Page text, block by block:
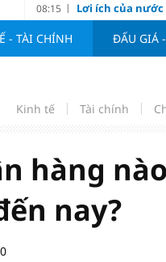
08:15 Lợi ích của
07:00 Nới trần tiền
18:10
Tử vi hôm nay,
17:00
Quy hoạch và
sản Việt Nam
15:13
Đề xuất giảm
dưới 10 tỷ đồng
Giá vàng hôm
- TÀI CHÍNH ĐẤU GIÁ
Kinh tế Tài chính
hàng
nay?